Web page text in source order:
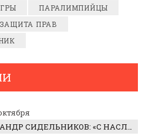
ПАРАЛИМПИЙЦЫ
ЗАЩИТА ПРАВ
ГЛУХОЙ АКТЕР АЛЕКСАНДР СИДЕЛЬНИКОВ: «С НАСЛАЖДЕНИЕМ ИГРАЛ ОТРИЦАТЕЛЬНОГО ГЕРОЯ!»